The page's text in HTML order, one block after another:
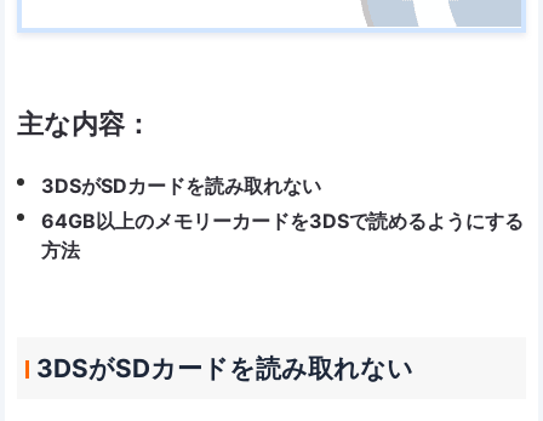
主な内容：
3DSがSDカードを読み取れない
64GB以上のメモリーカードを3DSで読めるようにする
方法
3DSがSDカードを読み取れない